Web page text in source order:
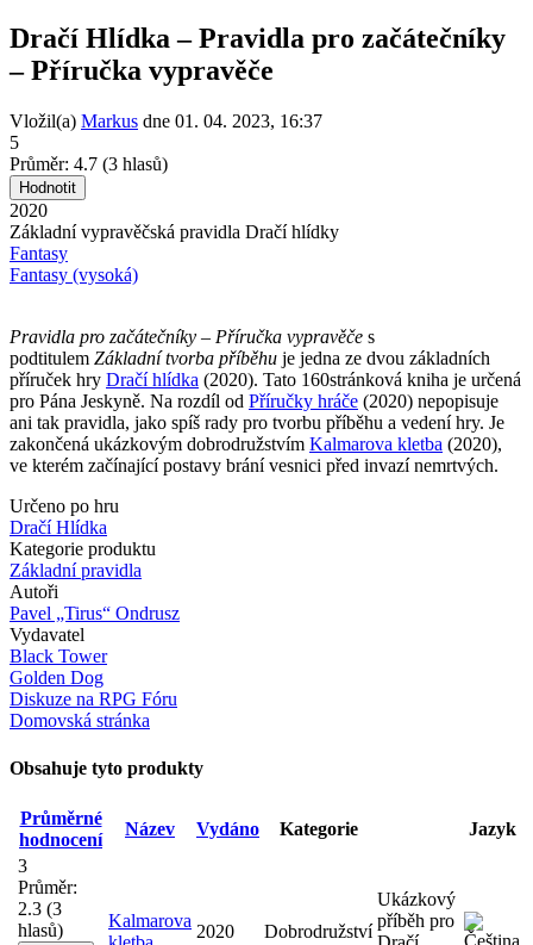
Dračí Hlídka – Pravidla pro začátečníky
– Příručka vypravěče
Vložil(a) Markus dne 01. 04. 2023, 16:37
5
Průměr: 4.7 (3 hlasů)
2020
Základní vypravěčská pravidla Dračí hlídky
Fantasy
Fantasy (vysoká)
Pravidla pro začátečníky – Příručka vypravěče s
podtitulem Základní tvorba příběhu je jedna ze dvou základních
příruček hry Dračí hlídka (2020). Tato 160stránková kniha je určená
pro Pána Jeskyně. Na rozdíl od Příručky hráče (2020) nepopisuje
ani tak pravidla, jako spíš rady pro tvorbu příběhu a vedení hry. Je
zakončená ukázkovým dobrodružstvím Kalmarova kletba (2020),
ve kterém začínající postavy brání vesnici před invazí nemrtvých.
Určeno po hru
Dračí Hlídka
Kategorie produktu
Základní pravidla
Autoři
Pavel „Tirus“ Ondrusz
Vydavatel
Black Tower
Golden Dog
Diskuze na RPG Fóru
Domovská stránka
Obsahuje tyto produkty
Průměrné
hodnocení
Název Vydáno Kategorie
Jazyk
3
Průměr:
2.3 (3
hlasů)
Kalmarova
2020 Dobrodružství
Ukázkový
příběh pro